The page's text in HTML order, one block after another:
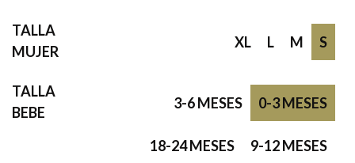
TALLA
MUJER
S
M
L
XL
TALLA
BEBE
0-3 MESES
3-6 MESES
9-12 MESES
18-24 MESES